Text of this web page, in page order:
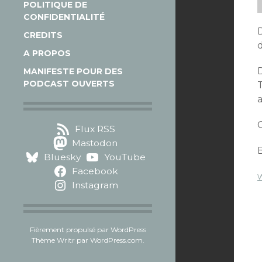
POLITIQUE DE
CONFIDENTIALITÉ
CREDITS
A PROPOS
MANIFESTE POUR DES
PODCAST OUVERTS
Flux RSS
Mastodon
Bluesky
YouTube
Facebook
Instagram
Fièrement propulsé par WordPress
Thème Writr par WordPress.com.